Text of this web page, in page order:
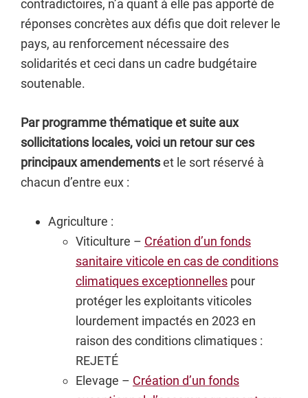
contradictoires, n’a quant à elle pas apporté de
réponses concrètes aux défis que doit relever le
pays, au renforcement nécessaire des
solidarités et ceci dans un cadre budgétaire
soutenable.
Par programme thématique et suite aux
sollicitations locales, voici un retour sur ces
principaux amendementset le sort réservé à
chacun d’entre eux :
Agriculture :
Viticulture – Création d’un fonds
sanitaire viticole en cas de conditions
climatiques exceptionnelles pour
protéger les exploitants viticoles
lourdement impactés en 2023 en
raison des conditions climatiques :
REJETÉ
Elevage – Création d’un fonds